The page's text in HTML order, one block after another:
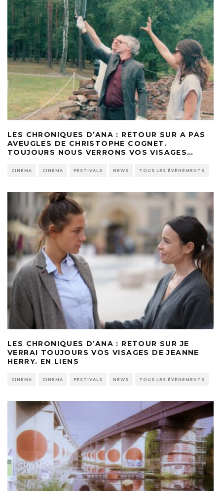
LES CHRONIQUES D’ANA : RETOUR SUR A PAS
AVEUGLES DE CHRISTOPHE COGNET.
TOUJOURS NOUS VERRONS VOS VISAGES…
CINEMA CINEMA FESTIVALS NEWS TOUS LES ÉVÈNEMENTS
LES CHRONIQUES D’ANA : RETOUR SUR JE
VERRAI TOUJOURS VOS VISAGES DE JEANNE
HERRY. EN LIENS
CINEMA CINEMA FESTIVALS NEWS TOUS LES ÉVÈNEMENTS